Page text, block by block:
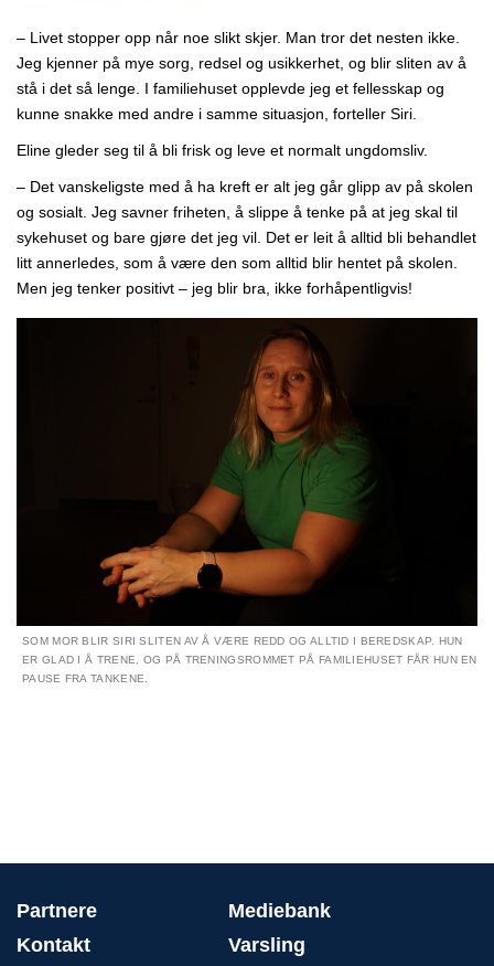
– Livet stopper opp når noe slikt skjer. Man tror det nesten ikke.
Jeg kjenner på mye sorg, redsel og usikkerhet, og blir sliten av å
stå i det så lenge. I familiehuset opplevde jeg et fellesskap og
kunne snakke med andre i samme situasjon, forteller Siri.
Eline gleder seg til å bli frisk og leve et normalt ungdomsliv.
– Det vanskeligste med å ha kreft er alt jeg går glipp av på skolen
og sosialt. Jeg savner friheten, å slippe å tenke på at jeg skal til
sykehuset og bare gjøre det jeg vil. Det er leit å alltid bli behandlet
litt annerledes, som å være den som alltid blir hentet på skolen.
Men jeg tenker positivt – jeg blir bra, ikke forhåpentligvis!
SOM MOR BLIR SIRI SLITEN AV Å VÆRE REDD OG ALLTID I BEREDSKAP. HUN
ER GLAD I Å TRENE, OG PÅ TRENINGSROMMET PÅ FAMILIEHUSET FÅR HUN EN
PAUSE FRA TANKENE.
Partnere
Mediebank
Kontakt
Varsling